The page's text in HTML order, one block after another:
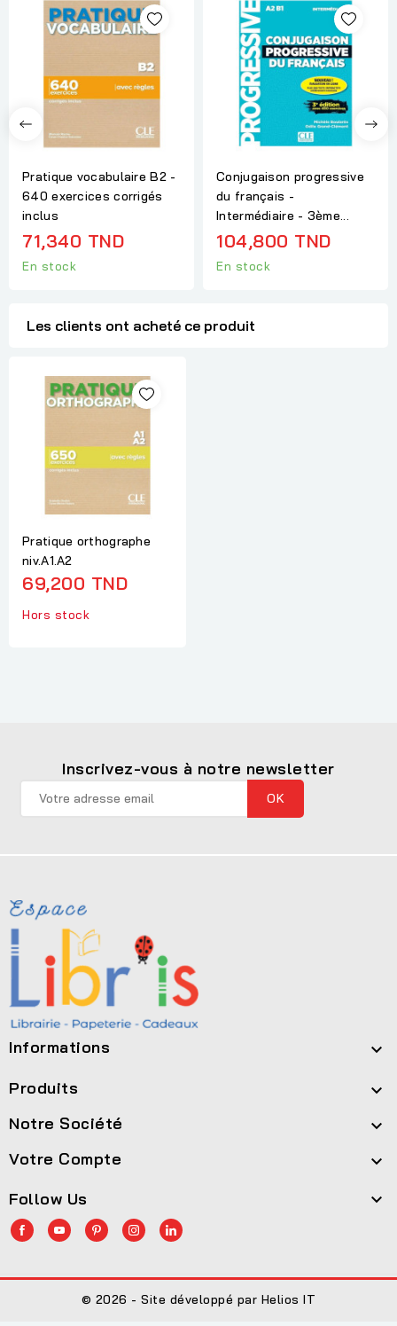
Pratique vocabulaire B2 -
640 exercices corrigés
inclus
71,340 TND
En stock
Conjugaison progressive
du français -
Intermédiaire - 3ème...
104,800 TND
En stock
Les clients ont acheté ce produit
Pratique orthographe
niv.A1.A2
69,200 TND
Hors stock
Inscrivez-vous à notre newsletter
Informations 
Produits 
Notre Société 
Votre Compte 
Follow Us 
© 2026 - Site développé par Helios IT